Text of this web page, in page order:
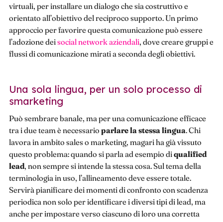
virtuali, per installare un dialogo che sia costruttivo e
orientato all’obiettivo del reciproco supporto. Un primo
approccio per favorire questa comunicazione può essere
l’adozione deisocial network aziendali, dove creare gruppi e
flussi di comunicazione mirati a seconda degli obiettivi.
Una sola lingua, per un solo processo di
smarketing
Può sembrare banale, ma per una comunicazione efficace
tra i due team è necessario parlare la stessa lingua. Chi
lavora in ambito sales o marketing, magari ha già vissuto
questo problema: quando si parla ad esempio diqualified
lead, non sempre si intende la stessa cosa. Sul tema della
terminologia in uso, l’allineamento deve essere totale.
Servirà pianificare dei momenti di confronto con scadenza
periodica non solo per identificare i diversi tipi di lead, ma
anche per impostare verso ciascuno di loro una corretta